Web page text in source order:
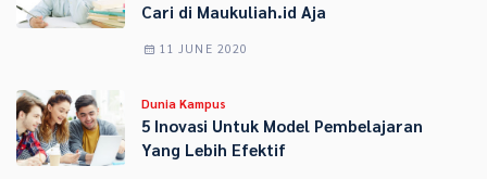
Cari di Maukuliah.id Aja
11 JUNE 2020
Dunia Kampus
5 Inovasi Untuk Model Pembelajaran
Yang Lebih Efektif